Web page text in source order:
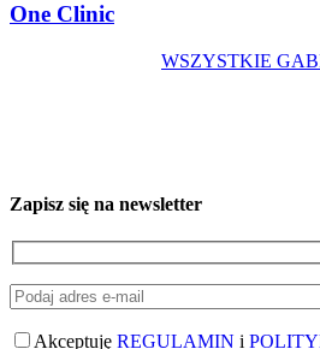
One Clinic
WSZYSTKIE
Zapisz się na newsletter
Akceptuję REGULAMIN i